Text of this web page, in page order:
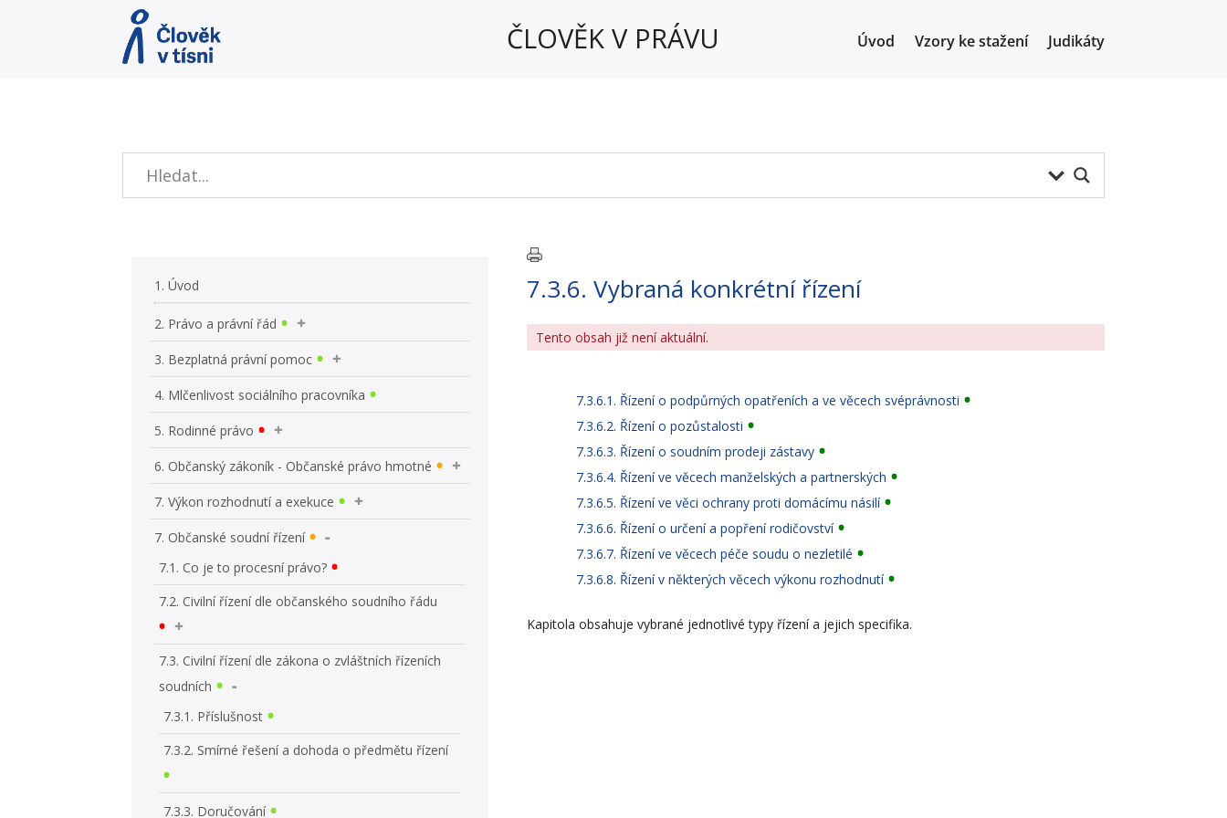
ČLOVĚK V PRÁVU Úvod Vzory ke stažení Judikáty
1. Úvod
2. Právo a právní řád
3. Bezplatná právní pomoc
4. Mlčenlivost sociálního pracovníka
5. Rodinné právo
6. Občanský zákoník - Občanské právo hmotné
7. Výkon rozhodnutí a exekuce
7. Občanské soudní řízení
7.1. Co je to procesní právo?
7.2. Civilní řízení dle občanského soudního řádu
7.3. Civilní řízení dle zákona o zvláštních řízeních
soudních
7.3.1. Příslušnost
7.3.2. Smírné řešení a dohoda o předmětu řízení
7.3.3. Doručování
7.3.6. Vybraná konkrétní řízení
Tento obsah již není aktuální.
7.3.6.1. Řízení o podpůrných opatřeních a ve věcech svéprávnosti
7.3.6.2. Řízení o pozůstalosti
7.3.6.3. Řízení o soudním prodeji zástavy
7.3.6.4. Řízení ve věcech manželských a partnerských
7.3.6.5. Řízení ve věci ochrany proti domácímu násilí
7.3.6.6. Řízení o určení a popření rodičovství
7.3.6.7. Řízení ve věcech péče soudu o nezletilé
7.3.6.8. Řízení v některých věcech výkonu rozhodnutí
Kapitola obsahuje vybrané jednotlivé typy řízení a jejich specifika.